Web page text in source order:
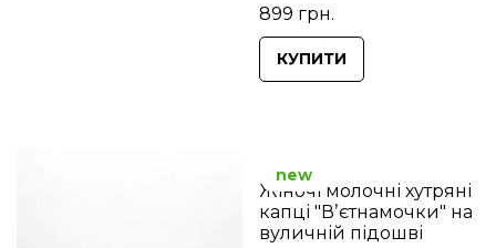
899 грн.
КУПИТИ
Жіночі молочні хутряні
капці "Вʼєтнамочки" на
вуличній підошві
new